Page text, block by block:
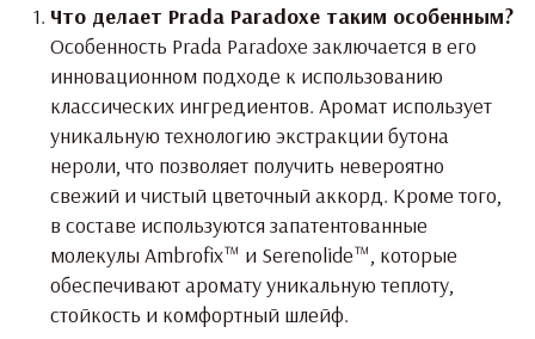
Что делает Prada Paradoxe таким особенным?
Особенность Prada Paradoxe заключается в его
инновационном подходе к использованию
классических ингредиентов. Аромат использует
уникальную технологию экстракции бутона
нероли, что позволяет получить невероятно
свежий и чистый цветочный аккорд. Кроме того,
в составе используются запатентованные
молекулы Ambrofix™ и Serenolide™, которые
обеспечивают аромату уникальную теплоту,
стойкость и комфортный шлейф.